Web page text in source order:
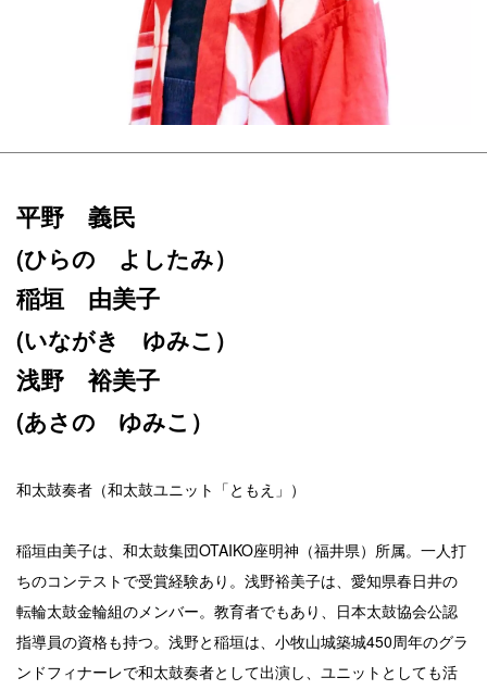
平野 義民
(ひらの よしたみ）
稲垣 由美子
(いながき ゆみこ）
浅野 裕美子
(あさの ゆみこ）
和太鼓奏者（和太鼓ユニット「ともえ」）
稲垣由美子は、和太鼓集団OTAIKO座明神（福井県）所属。一人打
ちのコンテストで受賞経験あり。浅野裕美子は、愛知県春日井の
転輪太鼓金輪組のメンバー。教育者でもあり、日本太鼓協会公認
指導員の資格も持つ。浅野と稲垣は、小牧山城築城450周年のグラ
ンドフィナーレで和太鼓奏者として出演し、ユニットとしても活